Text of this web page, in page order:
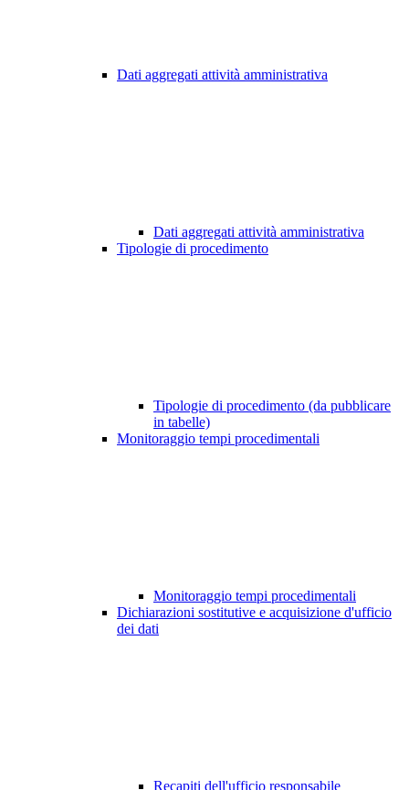
Dati aggregati attività amministrativa
Dati aggregati attività amministrativa
Tipologie di procedimento
Tipologie di procedimento (da pubblicare
in tabelle)
Monitoraggio tempi procedimentali
Monitoraggio tempi procedimentali
Dichiarazioni sostitutive e acquisizione d'ufficio
dei dati
Recapiti dell'ufficio responsabile